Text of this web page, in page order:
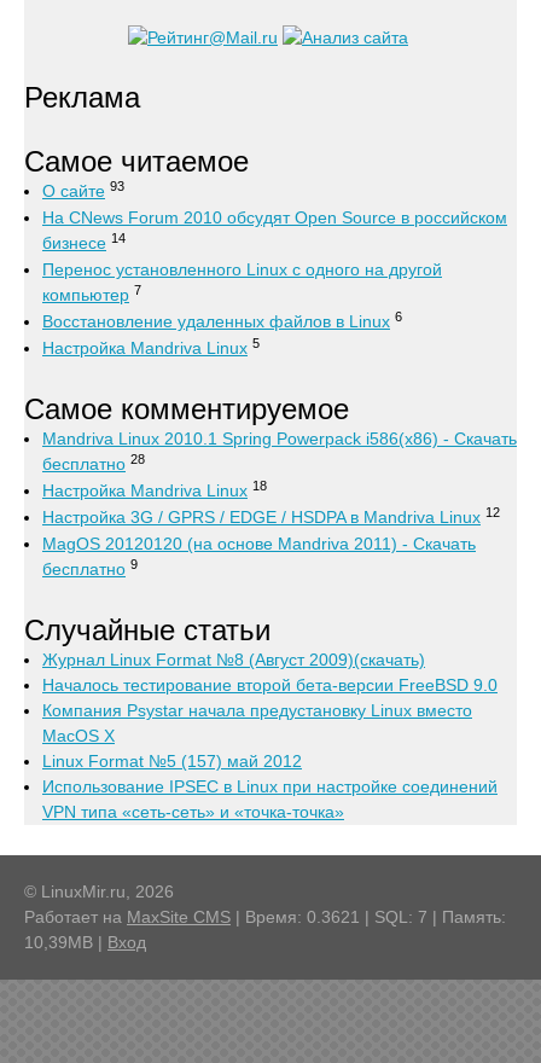
Реклама
Самое читаемое
О сайте 93
На CNews Forum 2010 обсудят Open Source в российском
бизнесе 14
Перенос установленного Linux с одного на другой
компьютер 7
Восстановление удаленных файлов в Linux 6
Настройка Mandriva Linux 5
Самое комментируемое
Mandriva Linux 2010.1 Spring Powerpack i586(x86) - Скачать
бесплатно 28
Настройка Mandriva Linux 18
Настройка 3G / GPRS / EDGE / HSDPA в Mandriva Linux 12
MagOS 20120120 (на основе Mandriva 2011) - Скачать
бесплатно 9
Случайные статьи
Журнал Linux Format №8 (Август 2009)(скачать)
Началось тестирование второй бета-версии FreeBSD 9.0
Компания Psystar начала предустановку Linux вместо
MacOS X
Linux Format №5 (157) май 2012
Использование IPSEC в Linux при настройке соединений
VPN типа «сеть-сеть» и «точка-точка»
© LinuxMir.ru, 2026
Работает на MaxSite CMS | Время: 0.3621 | SQL: 7 | Память:
10,39MB | Вход